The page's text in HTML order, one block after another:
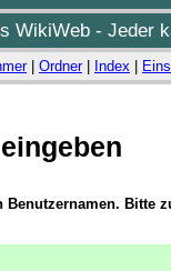
WikiWeb - Jeder
| Ordner| Index
Bitte